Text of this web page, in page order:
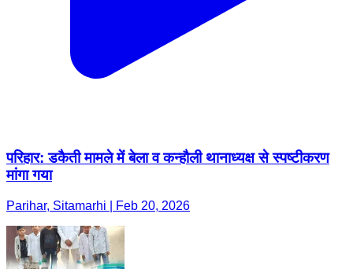
परिहार: डकैती मामले में बेला व कन्हौली थानाध्यक्ष से स्पष्टीकरण
मांगा गया
Parihar, Sitamarhi | Feb 20, 2026